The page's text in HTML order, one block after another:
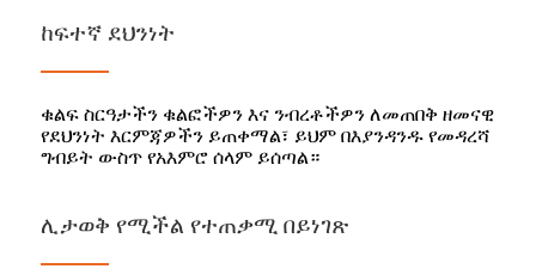
ከፍተኛ ደህንነት
ቁልፍ ስርዓታችን ቁልፎችዎን እና ንብረቶችዎን ለመጠበቅ ዘመናዊ
የደህንነት እርምጃዎችን ይጠቀማል፣ ይህም በእያንዳንዱ የመዳረሻ
ግብይት ውስጥ የአእምሮ ሰላም ይሰጣል።
ሊታወቅ የሚችል የተጠቃሚ በይነገጽ